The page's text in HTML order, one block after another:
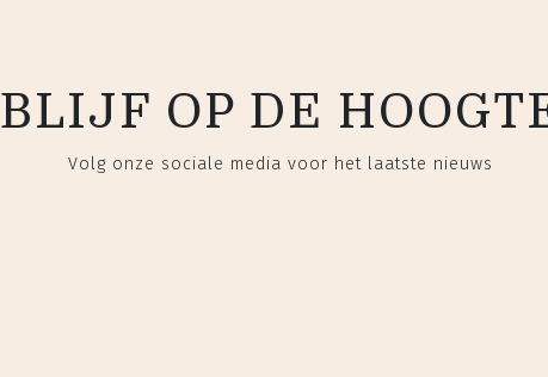
BLIJF OP DE
Volg onze sociale media voor het laatste nieuws